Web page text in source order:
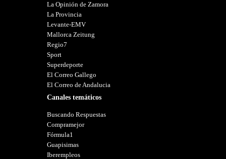
La Opinión de Zamora
La Provincia
Levante-EMV
Mallorca Zeitung
Regio7
Sport
Superdeporte
El Correo Gallego
El Correo de Andalucia
Canales temáticos
Buscando Respuestas
Compramejor
Fórmula1
Guapisimas
Iberempleos